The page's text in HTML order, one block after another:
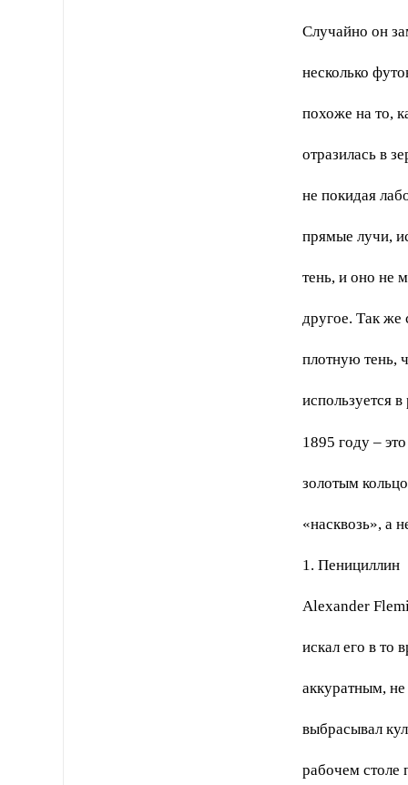
Случайно он
несколько
похоже на то,
отразилась в
не покидая
прямые лучи,
тень, и оно не
другое. Так же
плотную тень,
используется
1895 году –
золотым
«насквозь», а
1. Пенициллин
Alexander
искал его в то
аккуратным,
выбрасывал
рабочем